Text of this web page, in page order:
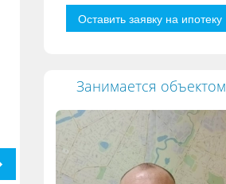
Оставить заявку на ипотеку
Занимается объектом